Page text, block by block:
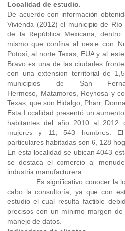
Localidad de estudio.
De acuerdo con información
Vivienda (2012) el municipio de
de la República Mexicana, dentro
mismo que confina al oeste con
Potosí, al norte Texas, EUA y al
Bravo es una de las ciudades
con una extensión territorial de
municipios de San
Hermoso, Matamoros, Reynosa y
Texas, que son Hidalgo, Pharr,
Esta Localidad presentó un
habitantes del año 2010 al 2012
mujeres y 11, 543 hombres. El
particulares habitadas son 6,
En esta localidad se ubican 4043
se destaca el comercio al
industria manufacturera.
Es significativo conocer la
cabo la consultoría, ya que con
estudio el cual resulta factible
precisos con un mínimo margen
manejo de datos.